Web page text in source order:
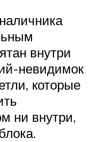
внутри
невидимок
которые
ни внутри,